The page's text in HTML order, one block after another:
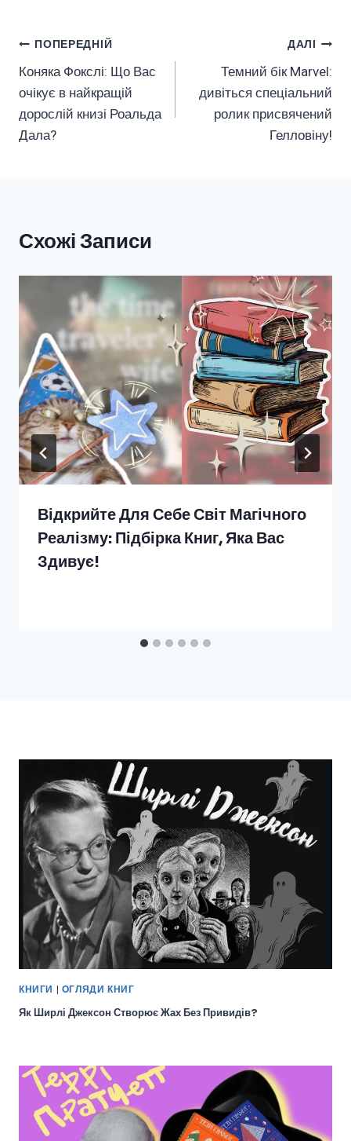
Навігація
Записів
ПОПЕРЕДНІЙ
Коняка Фокслі: Що Вас
очікує в найкращій
дорослій книзі Роальда
Дала?
ДАЛІ
Темний бік Marvel:
дивіться спеціальний
ролик присвячений
Гелловіну!
Схожі Записи
Відкрийте Для Себе Світ Магічного
Реалізму: Підбірка Книг, Яка Вас
Здивує!
КНИГИ | ОГЛЯДИ КНИГ
Як Ширлі Джексон Створює Жах Без Привидів?